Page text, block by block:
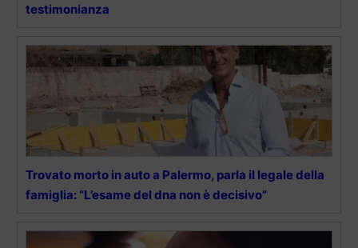
testimonianza
Trovato morto in auto a Palermo, parla il legale della
famiglia: “L’esame del dna non è decisivo”